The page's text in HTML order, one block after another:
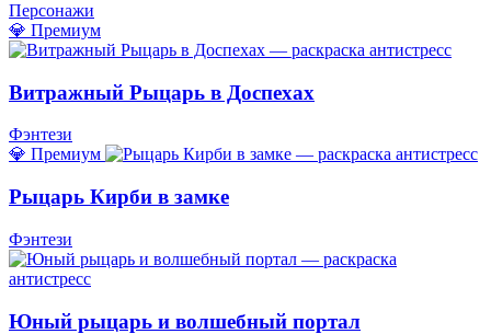
Персонажи
💎 Премиум
Витражный Рыцарь в Доспехах
Фэнтези
💎 Премиум
Рыцарь Кирби в замке
Фэнтези
Юный рыцарь и волшебный портал